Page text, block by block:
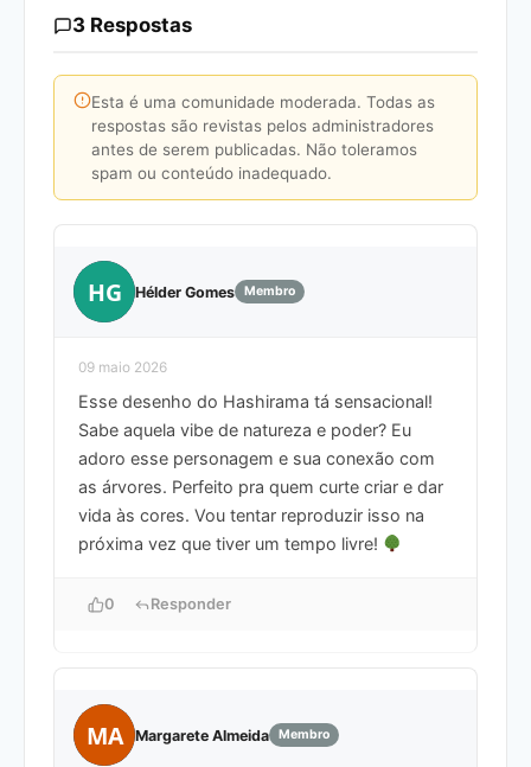
3 Respostas
Esta é uma comunidade moderada. Todas as
respostas são revistas pelos administradores
antes de serem publicadas. Não toleramos
spam ou conteúdo inadequado.
HG Hélder Gomes Membro
09 maio 2026
Esse desenho do Hashirama tá sensacional!
Sabe aquela vibe de natureza e poder? Eu
adoro esse personagem e sua conexão com
as árvores. Perfeito pra quem curte criar e dar
vida às cores. Vou tentar reproduzir isso na
próxima vez que tiver um tempo livre!
0 Responder
MA Margarete Almeida Membro